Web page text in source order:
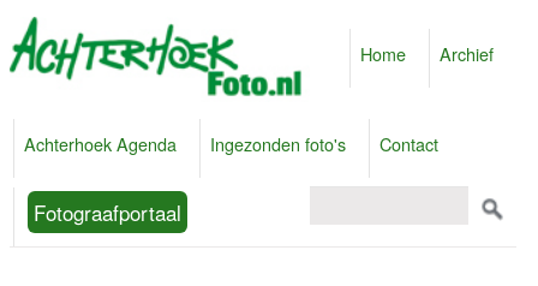
Home Archief
Achterhoek Agenda Ingezonden foto's Contact
Fotograafportaal